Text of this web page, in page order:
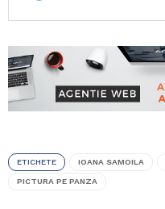
ETICHETE IOANA SAMOILA
PICTURA PE PANZA